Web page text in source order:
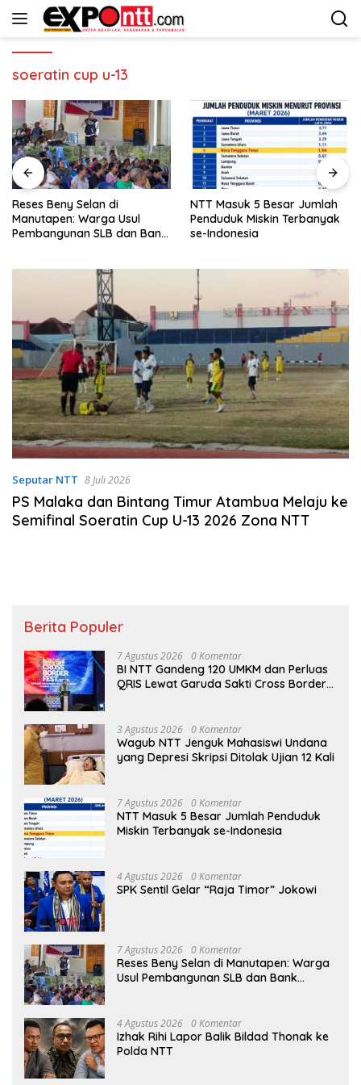
Langsung
soeratin cup u-13
Reses Beny Selan di
Manutapen: Warga Usul
Pembangunan SLB dan Bank
NTT Masuk 5 Besar Jumlah
Penduduk Miskin Terbanyak
se-Indonesia
Seputar NTT 8 Juli 2026
PS Malaka dan Bintang Timur Atambua Melaju ke
Semifinal Soeratin Cup U-13 2026 Zona NTT
Berita Populer
7 Agustus 2026 0 Komentar
BI NTT Gandeng 120 UMKM dan Perluas
QRIS Lewat Garuda Sakti Cross Border
3 Agustus 2026 0 Komentar
Wagub NTT Jenguk Mahasiswi Undana
yang Depresi Skripsi Ditolak Ujian 12 Kali
7 Agustus 2026 0 Komentar
NTT Masuk 5 Besar Jumlah Penduduk
Miskin Terbanyak se-Indonesia
4 Agustus 2026 0 Komentar
SPK Sentil Gelar “Raja Timor” Jokowi
7 Agustus 2026 0 Komentar
Reses Beny Selan di Manutapen: Warga
Usul Pembangunan SLB dan Bank
4 Agustus 2026 0 Komentar
Izhak Rihi Lapor Balik Bildad Thonak ke
Polda NTT